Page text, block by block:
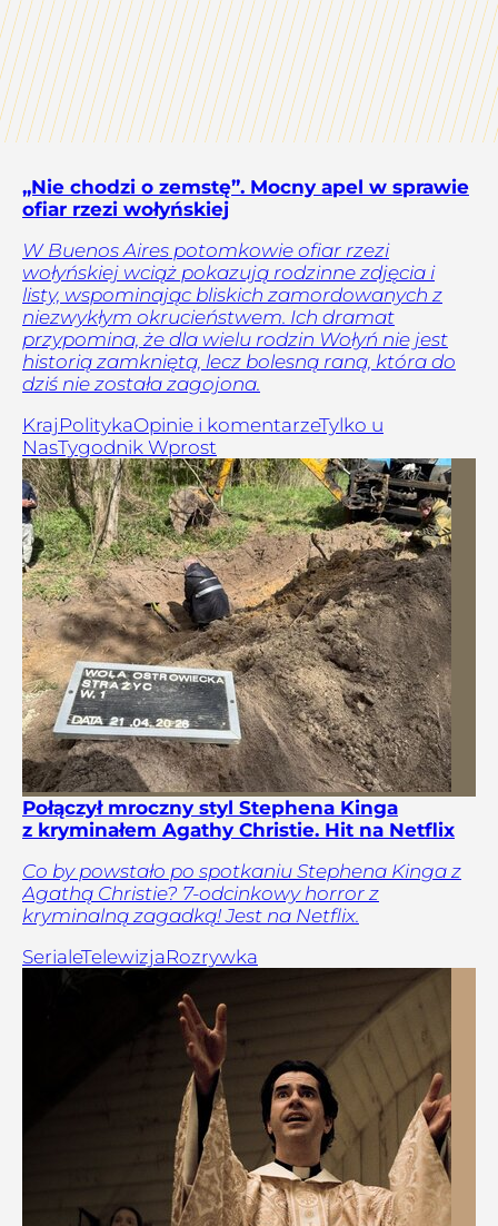
„Nie chodzi o zemstę”. Mocny apel w sprawie
ofiar rzezi wołyńskiej
W Buenos Aires potomkowie ofiar rzezi
wołyńskiej wciąż pokazują rodzinne zdjęcia i
listy, wspominając bliskich zamordowanych z
niezwykłym okrucieństwem. Ich dramat
przypomina, że dla wielu rodzin Wołyń nie jest
historią zamkniętą, lecz bolesną raną, która do
dziś nie została zagojona.
Kraj PolitykaOpinie i komentarzeTylko u
NasTygodnik Wprost
Połączył mroczny styl Stephena Kinga
z kryminałem Agathy Christie. Hit na Netflix
Co by powstało po spotkaniu Stephena Kinga z
Agathą Christie? 7-odcinkowy horror z
kryminalną zagadką! Jest na Netflix.
SerialeTelewizjaRozrywka